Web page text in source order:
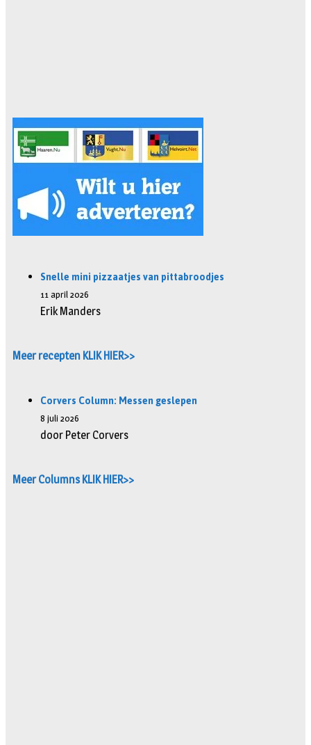
Snelle mini pizzaatjes van pittabroodjes
11 april 2026
Erik Manders
Meer recepten KLIK HIER>>
Corvers Column: Messen geslepen
8 juli 2026
door Peter Corvers
Meer Columns KLIK HIER>>